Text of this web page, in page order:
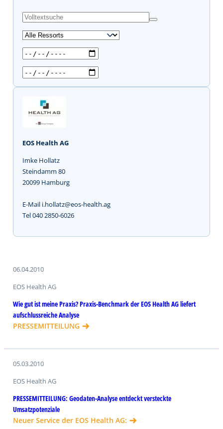
s
EOS Health AG
Imke Hollatz
Steindamm 80
20099 Hamburg
E-Mail i.hollatz@eos-health.ag
Tel 040 2850-6026
06.04.2010
EOS Health AG
Wie gut ist meine Praxis? Praxis-Benchmark der EOS Health AG liefert
aufschlussreiche Analyse
PRESSEMITTEILUNG
05.03.2010
EOS Health AG
PRESSEMITTEILUNG: Geodaten-Analyse entdeckt versteckte
Umsatzpotenziale
Neuer Service der EOS Health AG: